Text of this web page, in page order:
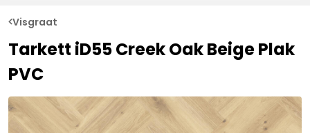
Visgraat
Tarkett iD55 Creek Oak Beige Plak
PVC